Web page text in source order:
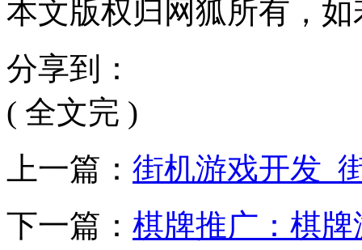
本文版权归网狐所有，
分享到：
( 全文完 )
上一篇： 街机游戏开发_
下一篇： 棋牌推广：棋